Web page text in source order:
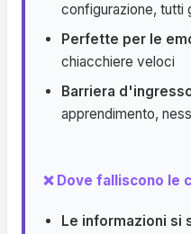
configurazione, tutti
Perfette per le
chiacchiere veloci
Barriera
apprendimento,
❌ Dove falliscono le
Le informazioni si